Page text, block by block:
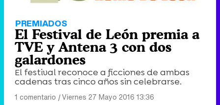
PREMIADOS
El Festival de León premia a
TVE y Antena 3 con dos
galardones
El festival reconoce a ficciones de ambas
cadenas tras cinco años sin celebrarse.
1 comentario |Viernes 27 Mayo 2016 13:36